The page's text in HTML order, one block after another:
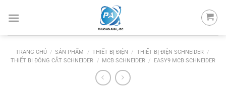
TRANG CHỦ / SẢN PHẨM / THIẾT BỊ ĐIỆN / THIẾT BỊ ĐIỆN SCHNEIDER /
THIẾT BỊ ĐÓNG CẮT SCHNEIDER / MCB SCHNEIDER / EASY9 MCB SCHNEIDER